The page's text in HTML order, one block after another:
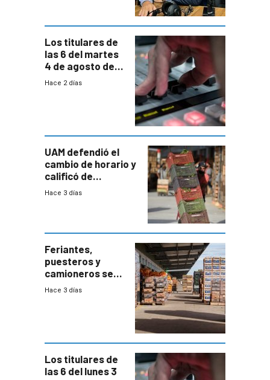
Los titulares de
las 6 del martes
4 de agosto de
2026
Hace 2 días
UAM defendió el
cambio de horario y
calificó de
“desproporcionado”
Hace 3 días
Feriantes,
puesteros y
camioneros se
movilizaron en
Hace 3 días
Los titulares de
las 6 del lunes 3